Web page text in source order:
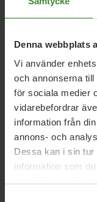
Denna webbplats
Vi använder
och annonserna
för sociala medier
vidarebefordrar
information från
annons- och
Dessa kan i sin tur
information som
Välkomna till
Styrelsen:
Fredrik Isberg –
Sofia Lundsten –
Hanna
Robert Öström –